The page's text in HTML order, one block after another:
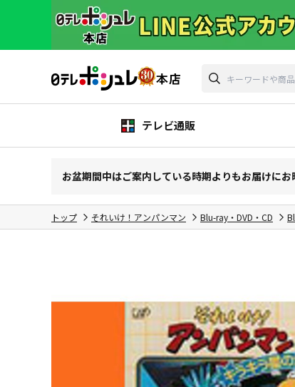
テレビ通販
お盆期間中はご案内している時期よりもお届けに
トップ それいけ！アンパンマン Blu-ray・DVD・CD